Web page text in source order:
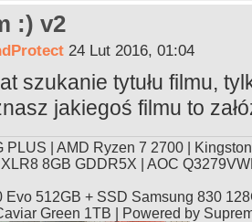
:) v2
24 Lut 2016, 01:04
szukanie tytułu filmu,
jakiegoś filmu to
PLUS | AMD Ryzen 7 2700 |
8GB GDDR5X | AOC
Evo 512GB + SSD Samsung 830
Green 1TB | Powered by